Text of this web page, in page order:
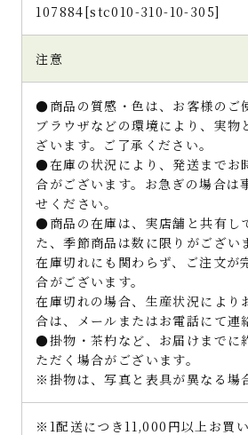
107884[stc010-310-10-305]
注意
●商品の質感・色は、お客様のご
ブラウザなどの環境により、実物
ざいます。ご了承ください。
●在庫の状況により、発送までお
合がございます。お急ぎの場合は
せください。
●商品の在庫は、実店舗と共有し
た、季節商品は数に限りがござい
在庫切れにも関わらず、ご注文が
合がございます。
在庫切れの場合、生産状況により
合は、メールまたはお電話にて連
●掛物・茶杓など、お届けまでに
ただく場合がございます。
※掛物は、写真と表具が異なる場
※1配送につき11,000円以上お買